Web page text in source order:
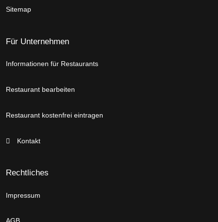
Sitemap
Für Unternehmen
Informationen für Restaurants
Restaurant bearbeiten
Restaurant kostenfrei eintragen
Kontakt
Rechtliches
Impressum